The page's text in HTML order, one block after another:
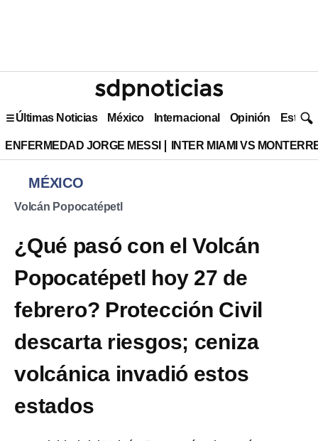
Últimas Noticias México Internacional Opinión Estilo
ENFERMEDAD JORGE MESSI INTER MIAMI VS
MÉXICO
Volcán Popocatépetl
¿Qué pasó con el Volcán
Popocatépetl hoy 27 de
febrero? Protección Civil
descarta riesgos; ceniza
volcánica invadió estos
estados